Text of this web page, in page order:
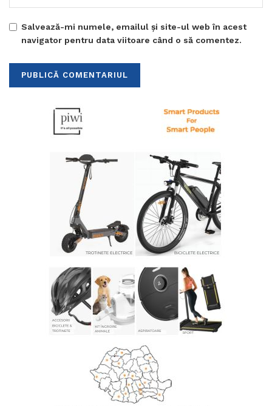
Salvează-mi numele, emailul și site-ul web în acest
navigator pentru data viitoare când o să comentez.